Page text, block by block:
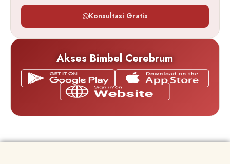
Konsultasi Gratis
Akses Bimbel Cerebrum